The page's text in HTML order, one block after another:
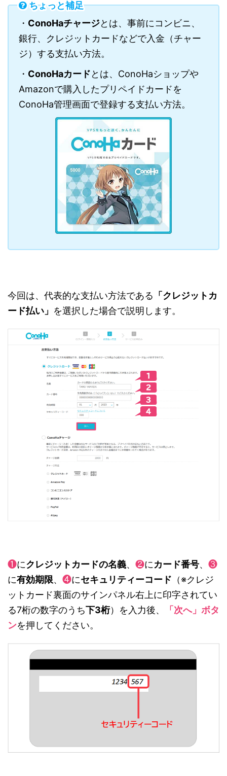
ちょっと補足
・ ConoHaチャージとは、事前にコンビニ、
銀行、クレジットカードなどで入金（チャー
ジ）する支払い方法。
・ ConoHaカードとは、ConoHaショップや
Amazonで購入したプリペイドカードを
ConoHa管理画面で登録する支払い方法。
今回は、代表的な支払い方法である 「クレジットカ
ード払い」 を選択した場合で説明します。
❶にクレジットカードの名義、 ❷にカード番号、 ❸
に有効期限、 ❹にセキュリティーコード （※クレジ
ットカード裏面のサインパネル右上に印字されてい
る7桁の数字のうち下3桁）を入力後、
「次へ」ボタ
ンを押してください。